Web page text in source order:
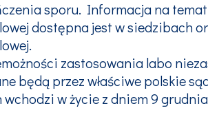
sporu. Informacja na
dostępna jest w siedzibach
zastosowania labo
będą przez właściwe polskie
wchodzi w życie z dniem 9 grudnia